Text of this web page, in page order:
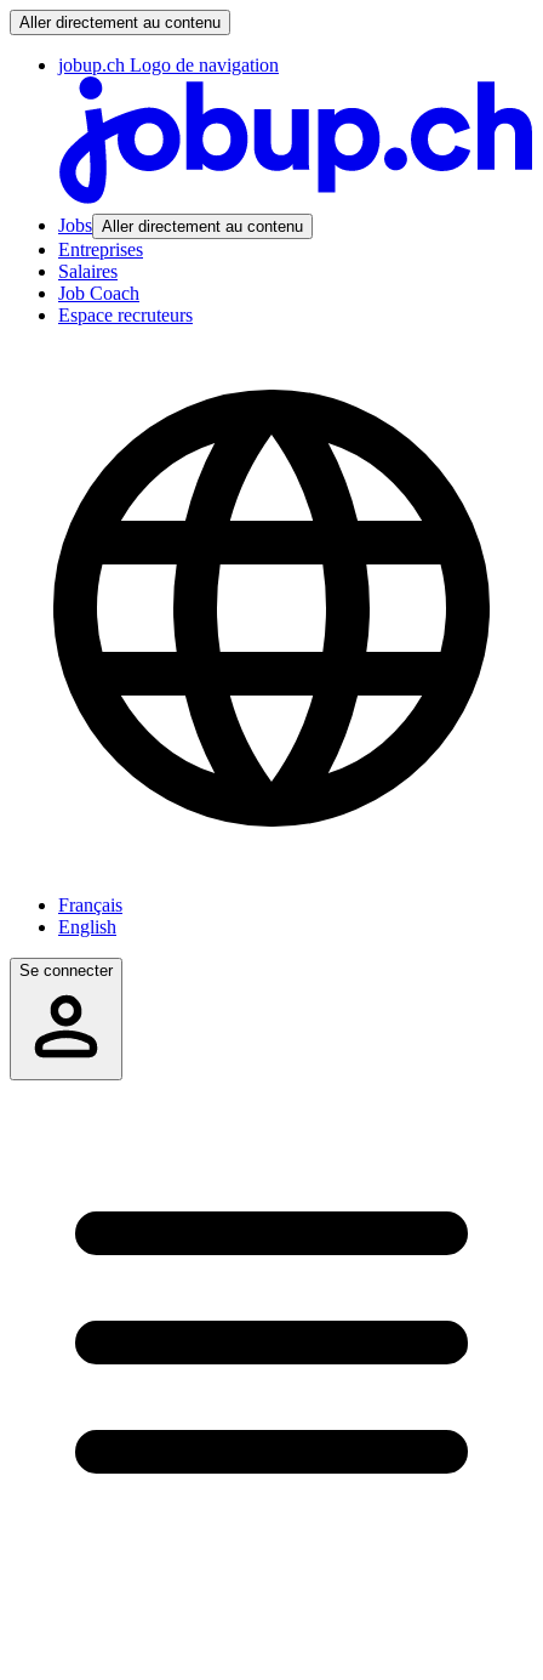
Aller directement au contenu
jobup.ch Logo de navigation
Jobs Aller directement au contenu
Entreprises
Salaires
Job Coach
Espace recruteurs
Français
English
Se connecter